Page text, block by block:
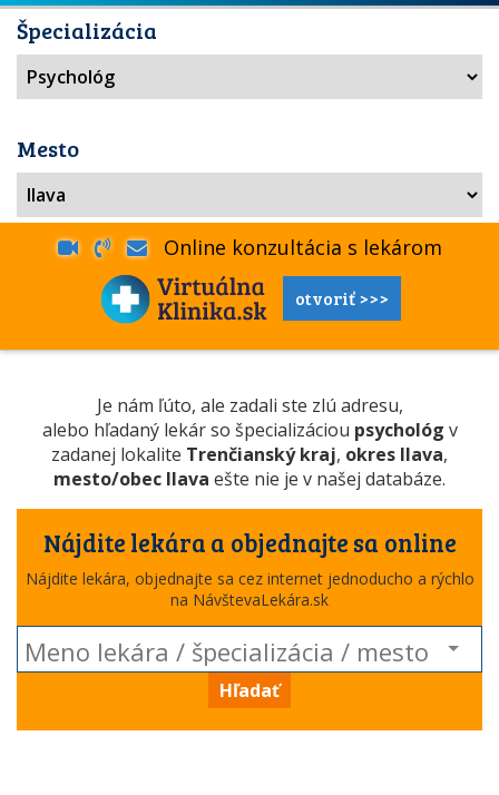
Špecializácia
Mesto
Online konzultácia s lekárom
otvoriť >>>
Je nám ľúto, ale zadali ste zlú adresu,
alebo hľadaný lekár so špecializáciou psychológ v
zadanej lokalite Trenčianský kraj, okres Ilava,
mesto/obec Ilava ešte nie je v našej databáze.
Nájdite lekára a objednajte sa online
Nájdite lekára, objednajte sa cez internet jednoducho a rýchlo
na NávštevaLekára.sk
Hľadať